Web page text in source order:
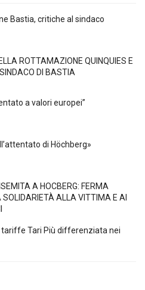
Bastia, critiche al sindaco
ROTTAMAZIONE QUINQUIES E
DI BASTIA
a valori europei”
di Höchberg»
A HÖCBERG: FERMA
SOLIDARIETÀ ALLA VITTIMA E AI
tariffe Tari Più differenziata nei